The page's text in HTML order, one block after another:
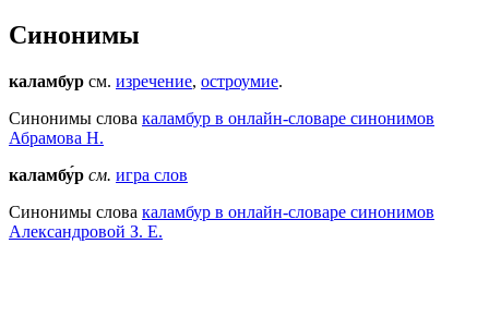
Синонимы
каламбур см. изречение, остроумие.
Синонимы слова каламбур в онлайн-словаре синонимов
Абрамова Н.
каламбу́р см. игра слов
Синонимы слова каламбур в онлайн-словаре синонимов
Александровой З. Е.